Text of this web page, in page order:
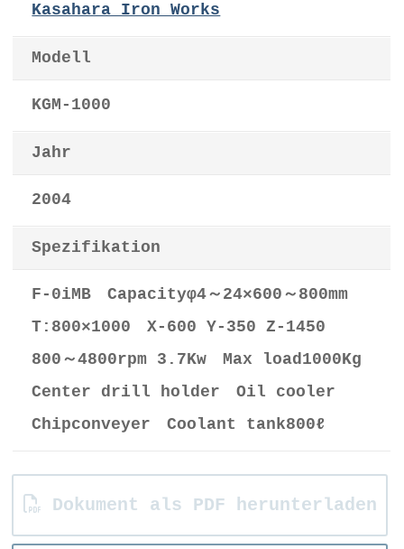
Kasahara Iron Works
Modell
KGM-1000
Jahr
2004
Spezifikation
F-0iMB Capacityφ4～24×600～800mm
T:800×1000 X-600 Y-350 Z-1450
800～4800rpm 3.7Kw Max load1000Kg
Center drill holder Oil cooler
Chipconveyer Coolant tank800ℓ
Dokument als PDF herunterladen